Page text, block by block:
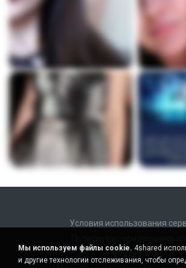
Условия использования
Поддержка
Мы используем файлы cookie. 4shared
и другие технологии отслеживания, чтобы